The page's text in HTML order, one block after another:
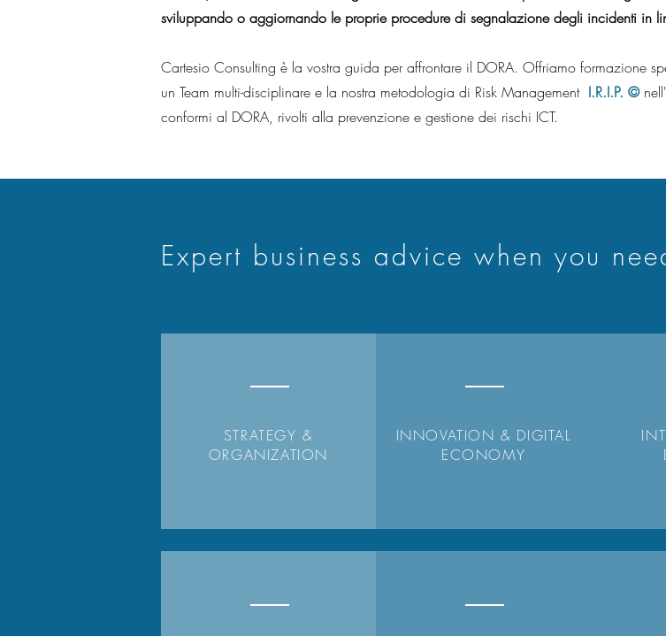
sviluppando o aggiornando le proprie procedure di segnalazione degli incidenti in
Cartesio Consulting è la vostra guida per affrontare il DORA. Offriamo formazione
un Team multi-disciplinare e la nostra metodologia di Risk Management I.R.I.P. ©
conformi al DORA, rivolti alla prevenzione e gestione dei rischi ICT.
Expert business advice when you
STRATEGY &
ORGANIZATION
INNOVATION & DIGITAL
ECONOMY